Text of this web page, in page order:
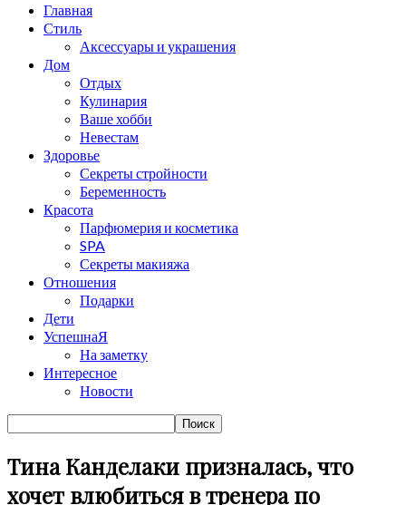
Главная
Стиль
Аксессуары и украшения
Дом
Отдых
Кулинария
Ваше хобби
Невестам
Здоровье
Секреты стройности
Беременность
Красота
Парфюмерия и косметика
SPA
Секреты макияжа
Отношения
Подарки
Дети
УспешнаЯ
На заметку
Интересное
Новости
Тина Канделаки призналась, что
хочет влюбиться в тренера по